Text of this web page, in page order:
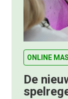
ONLINE
De